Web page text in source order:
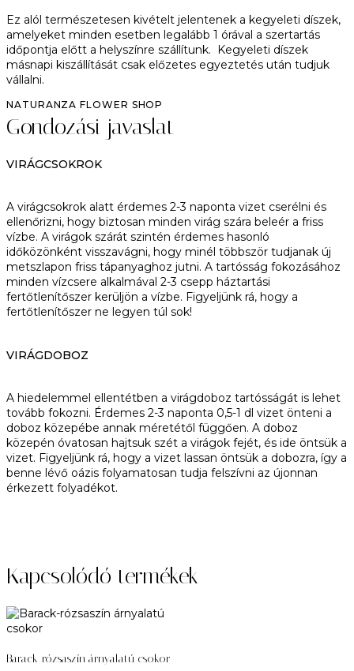
Ez alól természetesen kivételt jelentenek a kegyeleti díszek,
amelyeket minden esetben legalább 1 órával a szertartás
időpontja előtt a helyszínre szállítunk. Kegyeleti díszek
másnapi kiszállítását csak előzetes egyeztetés után tudjuk
vállalni.
NATURANZA FLOWER SHOP
Gondozási javaslat
VIRÁGCSOKROK
A virágcsokrok alatt érdemes 2-3 naponta vizet cserélni és
ellenőrizni, hogy biztosan minden virág szára beleér a friss
vízbe. A virágok szárát szintén érdemes hasonló
időközönként visszavágni, hogy minél többször tudjanak új
metszlapon friss tápanyaghoz jutni. A tartósság fokozásához
minden vízcsere alkalmával 2-3 csepp háztartási
fertőtlenítőszer kerüljön a vízbe. Figyeljünk rá, hogy a
fertőtlenítőszer ne legyen túl sok!
VIRÁGDOBOZ
A hiedelemmel ellentétben a virágdoboz tartósságát is lehet
tovább fokozni. Érdemes 2-3 naponta 0,5-1 dl vizet önteni a
doboz közepébe annak méretétől függően. A doboz
közepén óvatosan hajtsuk szét a virágok fejét, és ide öntsük a
vizet. Figyeljünk rá, hogy a vizet lassan öntsük a dobozra, így a
benne lévő oázis folyamatosan tudja felszívni az újonnan
érkezett folyadékot.
Kapcsolódó termékek
Barack-rózsaszín árnyalatú csokor